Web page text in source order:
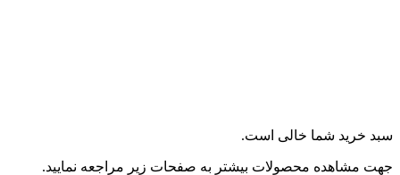
سبد خرید شما خالی است.
جهت مشاهده محصولات بیشتر به صفحات زیر مراجعه نمایید.